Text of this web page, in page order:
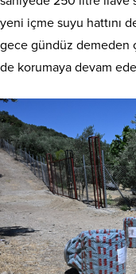
yeni içme suyu hattını
gece gündüz demeden
de korumaya devam